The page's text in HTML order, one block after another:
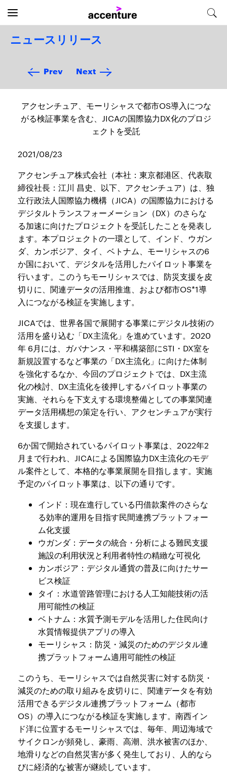
ニュースリリース
Prev Next
アクセンチュア、モーリシャスで都市OS導入につな
がる検証事業を含む、JICAの国際協力DX化のプロジ
ェクトを受託
2021/08/23
アクセンチュア株式会社（本社：東京都港区、代表取
締役社長：江川 昌史、以下、アクセンチュア）は、独
立行政法人国際協力機構（JICA）の国際協力における
デジタルトランスフォーメーション（DX）のさらな
る加速に向けたプロジェクトを受託したことを発表し
ます。本プロジェクトの一環として、インド、ウガン
ダ、カンボジア、タイ、ベトナム、モーリシャスの6
か国において、デジタルを活用したパイロット事業を
行います。このうちモーリシャスでは、防災支援を皮
切りに、関連データの活用推進、および都市OS*1導
入につながる検証を実施します。
JICAでは、世界各国で展開する事業にデジタル技術の
活用を盛り込む「DX主流化」を進めています。2020
年 6月には、ガバナンス・平和構築部にSTI・DX室を
新規設置するなど事業の「DX主流化」に向けた体制
を強化するなか、今回のプロジェクトでは、DX主流
化の検討、DX主流化を後押しするパイロット事業の
実施、それらを下支えする環境整備としての事業関連
データ活用構想の策定を行い、アクセンチュアが実行
を支援します。
6か国で開始されているパイロット事業は、2022年2
月まで行われ、JICAによる国際協力DX主流化のモデ
ル案件として、本格的な事業展開を目指します。実施
予定のパイロット事業は、以下の通りです。
インド：現在進行している円借款案件のさらな
る効率的運用を目指す民間連携プラットフォー
ム化支援
ウガンダ：データの統合・分析による難民支援
施設の利用状況と利用者特性の精緻な可視化
カンボジア：デジタル通貨の普及に向けたサー
ビス検証
タイ：水道管路管理における人工知能技術の活
用可能性の検証
ベトナム：水質予測モデルを活用した住民向け
水質情報提供アプリの導入
モーリシャス：防災・減災のためのデジタル連
携プラットフォーム適用可能性の検証
このうち、モーリシャスでは自然災害に対する防災・
減災のための取り組みを皮切りに、関連データを有効
活用できるデジタル連携プラットフォーム（都市
OS）の導入につながる検証を実施します。南西イン
ド洋に位置するモーリシャスでは、毎年、周辺海域で
サイクロンが頻発し、豪雨、高潮、洪水被害のほか、
地滑りなどの自然災害が多く発生しており、人的なら
びに経済的な被害が継続しています。